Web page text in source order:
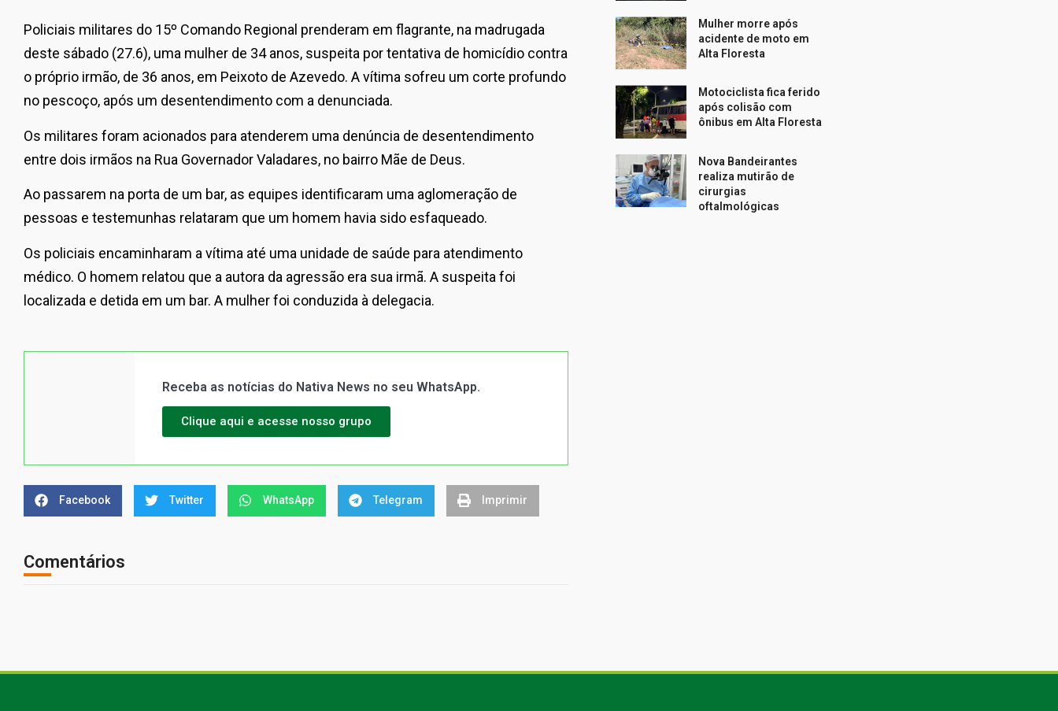
Policiais militares do 15º Comando Regional prenderam em flagrante, na madrugada
deste sábado (27.6), uma mulher de 34 anos, suspeita por tentativa de homicídio contra
o próprio irmão, de 36 anos, em Peixoto de Azevedo. A vítima sofreu um corte profundo
no pescoço, após um desentendimento com a denunciada.
Os militares foram acionados para atenderem uma denúncia de desentendimento
entre dois irmãos na Rua Governador Valadares, no bairro Mãe de Deus.
Ao passarem na porta de um bar, as equipes identificaram uma aglomeração de
pessoas e testemunhas relataram que um homem havia sido esfaqueado.
Os policiais encaminharam a vítima até uma unidade de saúde para atendimento
médico. O homem relatou que a autora da agressão era sua irmã. A suspeita foi
localizada e detida em um bar. A mulher foi conduzida à delegacia.
Receba as notícias do Nativa News no seu WhatsApp.
Clique aqui e acesse nosso grupo
Facebook Twitter WhatsApp Telegram Imprimir
Comentários
Mulher morre após
acidente de moto em
Alta Floresta
Motociclista fica ferido
após colisão com
ônibus em Alta Floresta
Nova Bandeirantes
realiza mutirão de
cirurgias
oftalmológicas